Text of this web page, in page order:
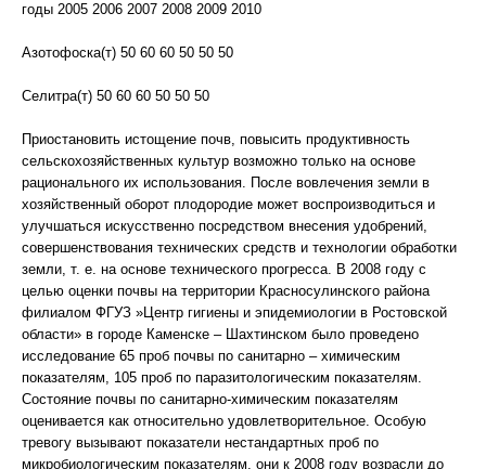
годы 2005 2006 2007 2008 2009 2010
Азотофоска(т) 50 60 60 50 50 50
Селитра(т) 50 60 60 50 50 50
Приостановить истощение почв, повысить продуктивность
сельскохозяйственных культур возможно только на основе
рационального их использования. После вовлечения земли в
хозяйственный оборот плодородие может воспроизводиться и
улучшаться искусственно посредством внесения удобрений,
совершенствования технических средств и технологии обработки
земли, т. е. на основе технического прогресса. В 2008 году с
целью оценки почвы на территории Красносулинского района
филиалом ФГУЗ »Центр гигиены и эпидемиологии в Ростовской
области» в городе Каменске – Шахтинском было проведено
исследование 65 проб почвы по санитарно – химическим
показателям, 105 проб по паразитологическим показателям.
Состояние почвы по санитарно-химическим показателям
оценивается как относительно удовлетворительное. Особую
тревогу вызывают показатели нестандартных проб по
микробиологическим показателям, они к 2008 году возрасли до